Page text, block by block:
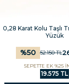
0,28 Karat Kolu Taşlı
Yüzük
%50 52.150TL
SEPETTE EK %25
19.575 TL